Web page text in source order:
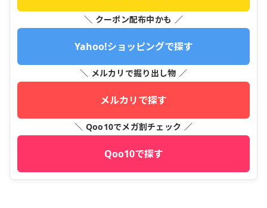
＼ クーポン配布中かも ／
Yahoo!ショッピングで探す
＼ メルカリで掘り出し物 ／
メルカリで探す
＼ Qoo10でメガ割チェック ／
Qoo10で探す